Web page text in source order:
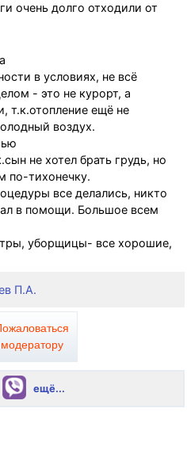
очень долго отходили от
в условиях, не всё
- это не курорт, а
т.к.отопление ещё не
воздух.
не хотел брать грудь, но
по-тихонечку.
все делались, никто
в помощи. Большое всем
уборщицы- все хорошие,
П.А.
модератору
ещё...